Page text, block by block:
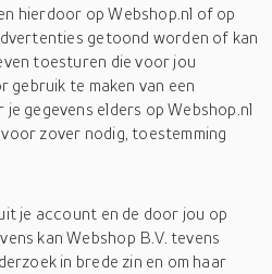
hierdoor op Webshop.nl of op
getoond worden of kan
toesturen die voor jou
gebruik te maken van een
gegevens elders op Webshop.nl
zover nodig, toestemming
je account en de door jou op
kan Webshop B.V. tevens
in brede zin en om haar